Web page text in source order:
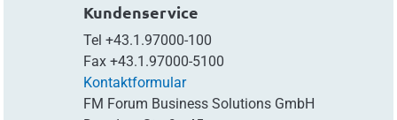
Kundenservice
Tel +43.1.97000-100
Fax +43.1.97000-5100
Kontaktformular
FM Forum Business Solutions GmbH